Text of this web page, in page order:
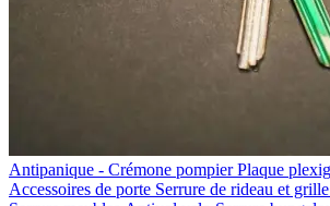
Antipanique - Crémone pompierPlaque
Accessoires de porte Serrure de rideau et